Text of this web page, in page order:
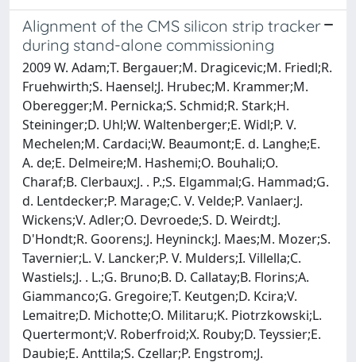
Alignment of the CMS silicon strip tracker
during stand-alone commissioning
2009 W. Adam;T. Bergauer;M. Dragicevic;M. Friedl;R.
Fruehwirth;S. Haensel;J. Hrubec;M. Krammer;M.
Oberegger;M. Pernicka;S. Schmid;R. Stark;H.
Steininger;D. Uhl;W. Waltenberger;E. Widl;P. V.
Mechelen;M. Cardaci;W. Beaumont;E. d. Langhe;E.
A. de;E. Delmeire;M. Hashemi;O. Bouhali;O.
Charaf;B. Clerbaux;J. . P.;S. Elgammal;G. Hammad;G.
d. Lentdecker;P. Marage;C. V. Velde;P. Vanlaer;J.
Wickens;V. Adler;O. Devroede;S. D. Weirdt;J.
D'Hondt;R. Goorens;J. Heyninck;J. Maes;M. Mozer;S.
Tavernier;L. V. Lancker;P. V. Mulders;I. Villella;C.
Wastiels;J. . L.;G. Bruno;B. D. Callatay;B. Florins;A.
Giammanco;G. Gregoire;T. Keutgen;D. Kcira;V.
Lemaitre;D. Michotte;O. Militaru;K. Piotrzkowski;L.
Quertermont;V. Roberfroid;X. Rouby;D. Teyssier;E.
Daubie;E. Anttila;S. Czellar;P. Engstrom;J.